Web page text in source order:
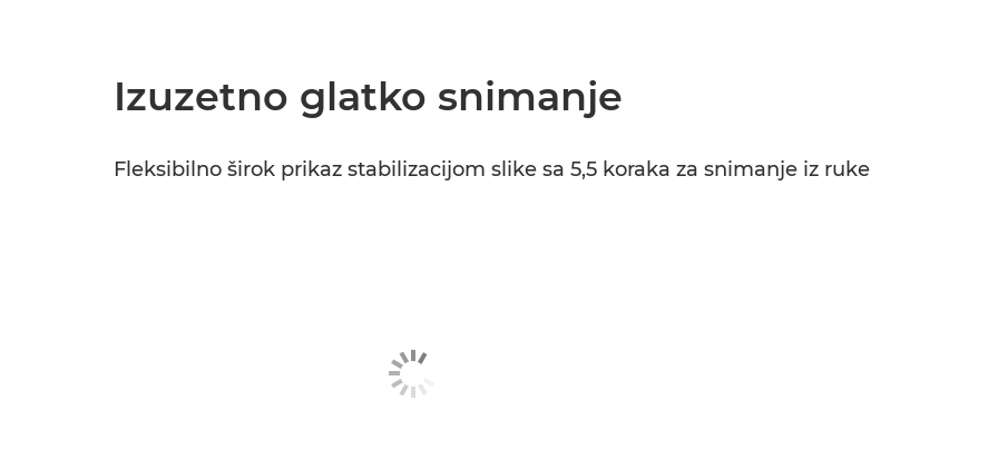
Izuzetno glatko snimanje
Fleksibilno širok prikaz stabilizacijom slike sa 5,5 koraka za snimanje iz ruke